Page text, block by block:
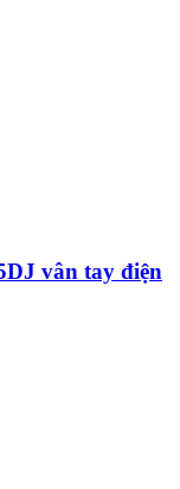
vân tay điện